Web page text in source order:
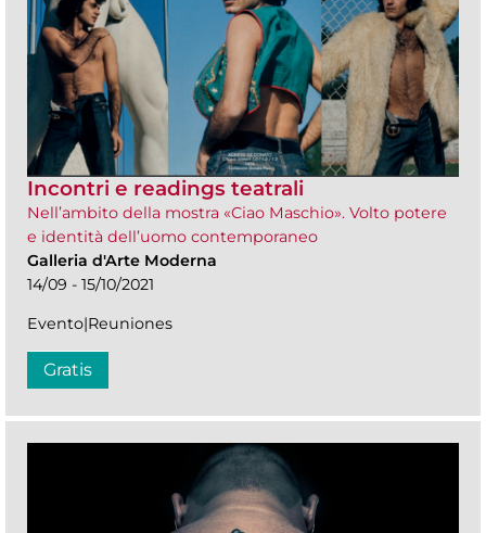
Incontri e readings teatrali
Nell’ambito della mostra «Ciao Maschio». Volto potere
e identità dell’uomo contemporaneo
Galleria d'Arte Moderna
14/09 - 15/10/2021
Evento|Reuniones
Gratis